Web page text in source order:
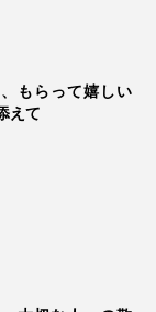
もらって嬉しい
えて